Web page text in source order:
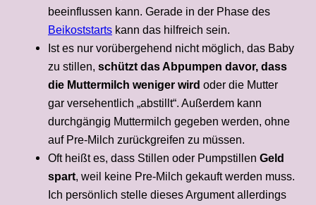
beeinflussen kann. Gerade in der Phase des
Beikoststarts kann das hilfreich sein.
Ist es nur vorübergehend nicht möglich, das Baby
zu stillen, schützt das Abpumpen davor, dass
die Muttermilch weniger wird oder die Mutter
gar versehentlich „abstillt“. Außerdem kann
durchgängig Muttermilch gegeben werden, ohne
auf Pre-Milch zurückgreifen zu müssen.
Oft heißt es, dass Stillen oder Pumpstillen Geld
spart, weil keine Pre-Milch gekauft werden muss.
Ich persönlich stelle dieses Argument allerdings